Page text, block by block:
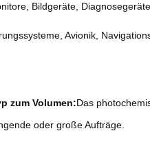
Bildgeräte, Diagnosegeräte.
Avionik,
zum Volumen:Das
oder große Aufträge.